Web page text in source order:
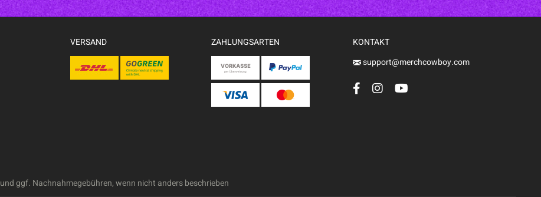
VERSAND ZAHLUNGSARTEN
KONTAKT
support@merchcowboy.com
und ggf. Nachnahmegebühren, wenn nicht anders beschrieben